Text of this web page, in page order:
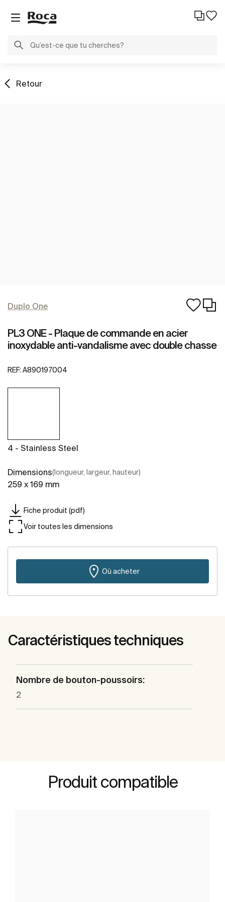
Retour
Duplo One
PL3 ONE - Plaque de commande en acier
inoxydable anti-vandalisme avec double chasse
REF: A890197004
4 - Stainless Steel
Dimensions(longueur, largeur, hauteur)
259 x 169 mm
Fiche produit (pdf)
Voir toutes les dimensions
Où acheter
Caractéristiques techniques
Nombre de bouton-poussoirs:
2
Produit compatible